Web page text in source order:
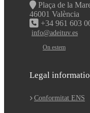
Plaça de la
46001 València
+34 961 603
info@adeituv.es
On estem
Legal
Conformitat ENS